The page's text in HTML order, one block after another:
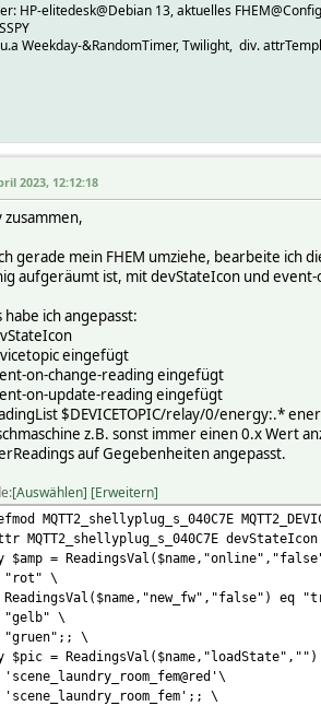
HP-elitedesk@Debian 13, aktuelles
Weekday-&RandomTimer, Twilight, div.
2023, 12:12:18
zusammen,
gerade mein FHEM umziehe, bearbeite ich
aufgeräumt ist, mit devStateIcon und
habe ich angepasst:
eingefügt
on-change-reading eingefügt
on-update-reading eingefügt
$DEVICETOPIC/relay/0/energy:.*
z.B. sonst immer einen 0.x Wert
auf Gegebenheiten angepasst.
Auswählen Erweitern
MQTT2_shellyplug_s_040C7E
MQTT2_shellyplug_s_040C7E
$amp =
"rot" \
eq
"gelb" \
\
$pic =
'scene_laundry_room_fem@red'\
\